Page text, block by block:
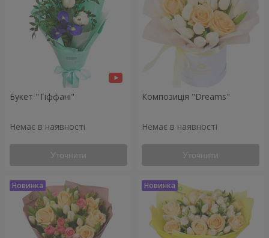
Букет "Тіффані"
Немає в наявності
Уточнити
Композиція "Dreams"
Немає в наявності
Уточнити